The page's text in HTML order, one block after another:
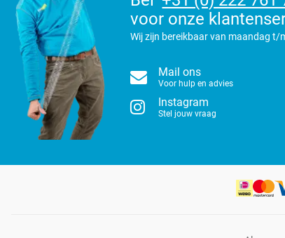
voor onze
Wij zijn bereikbaar van maandag t/
Mail ons
Voor hulp en advies
Instagram
Stel jouw vraag